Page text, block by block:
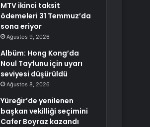
MTV ikinci taksit
ödemeleri 31 Temmuz’da
sona eriyor
Ağustos 9, 2026
Albüm: Hong Kong’da
Noul Tayfunu için uyarı
seviyesi düşürüldü
Ağustos 8, 2026
Yüreğir’de yenilenen
başkan vekilliği seçimini
Cafer Boyraz kazandı